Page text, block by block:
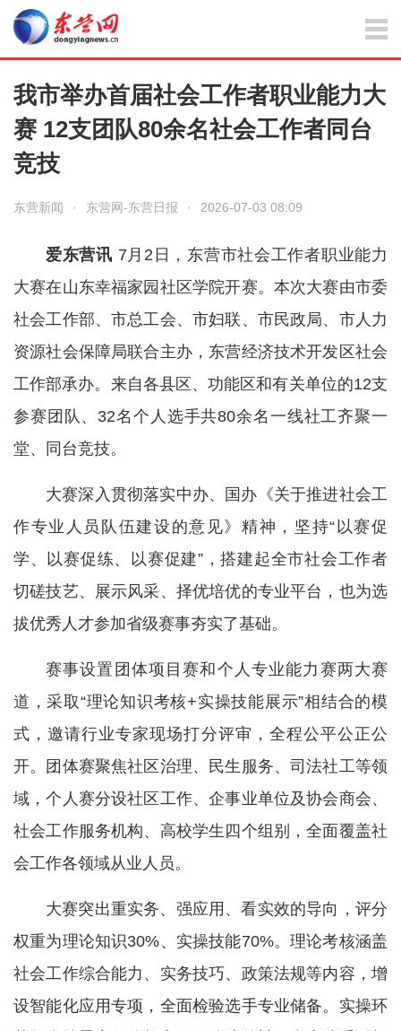
我市举办首届社会工作者职业能力大
赛 12支团队80余名社会工作者同台
竞技
东营新闻 · 东营网-东营日报 · 2026-07-03 08:09
爱东营讯 7月2日，东营市社会工作者职业能力
大赛在山东幸福家园社区学院开赛。本次大赛由市委
社会工作部、市总工会、市妇联、市民政局、市人力
资源社会保障局联合主办，东营经济技术开发区社会
工作部承办。来自各县区、功能区和有关单位的12支
参赛团队、32名个人选手共80余名一线社工齐聚一
堂、同台竞技。
大赛深入贯彻落实中办、国办《关于推进社会工
作专业人员队伍建设的意见》精神，坚持“以赛促
学、以赛促练、以赛促建”，搭建起全市社会工作者
切磋技艺、展示风采、择优培优的专业平台，也为选
拔优秀人才参加省级赛事夯实了基础。
赛事设置团体项目赛和个人专业能力赛两大赛
道，采取“理论知识考核+实操技能展示”相结合的模
式，邀请行业专家现场打分评审，全程公平公正公
开。团体赛聚焦社区治理、民生服务、司法社工等领
域，个人赛分设社区工作、企事业单位及协会商会、
社会工作服务机构、高校学生四个组别，全面覆盖社
会工作各领域从业人员。
大赛突出重实务、强应用、看实效的导向，评分
权重为理论知识30%、实操技能70%。理论考核涵盖
社会工作综合能力、实务技巧、政策法规等内容，增
设智能化应用专项，全面检验选手专业储备。实操环